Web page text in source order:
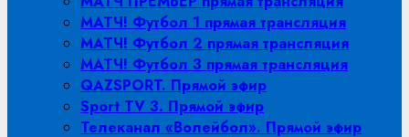
МАТЧ! Футбол 1 прямая трансляция
МАТЧ! Футбол 2 прямая трансляция
МАТЧ! Футбол 3 прямая трансляция
QAZSPORT. Прямой эфир
Sport TV 3. Прямой эфир
Телеканал «Волейбол». Прямой эфир